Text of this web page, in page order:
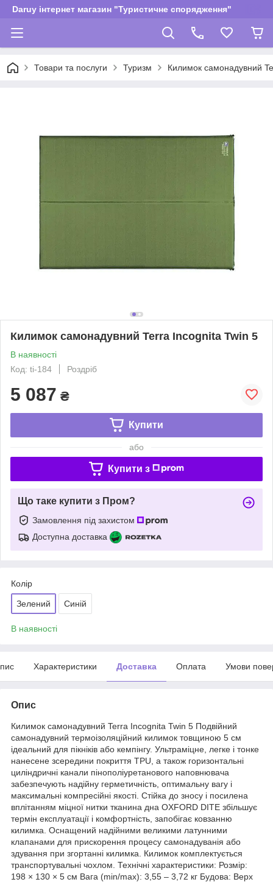
Daruy інтернет магазин "Туристичне спорядження"
Товари та послуги Туризм Килимок самонадувний
Килимок самонадувний Terra Incognita Twin 5
В наявності
Код: ti-184
Роздріб
5 087 ₴
Купити
або
Купити з
Що таке купити з Пром?
Замовлення під захистом
Доступна доставка
Колір
Зелений Синій
В наявності
Характеристики Доставка Оплата Умови
Опис
Килимок самонадувний Terra Incognita Twin 5 Подвійний
самонадувний термоізоляційний килимок товщиною 5 см
ідеальний для пікніків або кемпінгу. Ультраміцне, легке і тонке
нанесене зсередини покриття TPU, а також горизонтальні
циліндричні канали пінополіуретанового наповнювача
забезпечують надійну герметичність, оптимальну вагу і
максимальні компресійні якості. Стійка до зносу і посилена
вплітанням міцної нитки тканина дна OXFORD DITE збільшує
термін експлуатації і комфортність, запобігає ковзанню
килимка. Оснащений надійними великими латунними
клапанами для прискорення процесу самонадуванія або
здування при згортанні килимка. Килимок комплектується
транспортувальні чохлом. Технічні характеристики: Розмір:
198 × 130 × 5 см Вага (min/max): 3,55 – 3,72 кг Будова: Верх